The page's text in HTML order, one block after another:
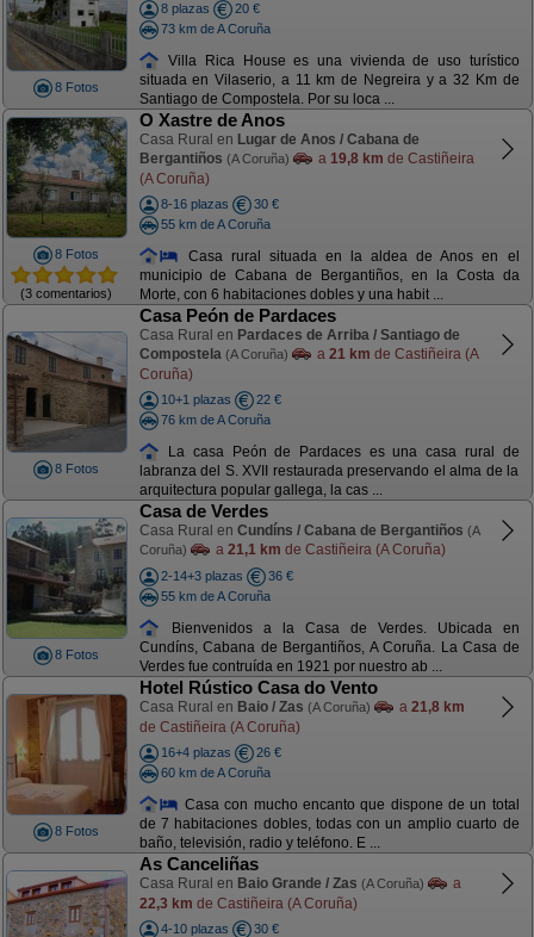
8 Fotos
8 plazas
20 €
73 km de A Coruña
Villa Rica House es una vivienda de uso turístico
situada en Vilaserio, a 11 km de Negreira y a 32 Km de
Santiago de Compostela. Por su loca ...
8 Fotos
(3 comentarios)
O Xastre de Anos
Casa Rural en Lugar de Anos / Cabana de
Bergantiños (A Coruña) a 19,8 km de Castiñeira
(A Coruña)
8-16 plazas
30 €
55 km de A Coruña
Casa rural situada en la aldea de Anos en el
municipio de Cabana de Bergantiños, en la Costa da
Morte, con 6 habitaciones dobles y una habit ...
8 Fotos
Casa Peón de Pardaces
Casa Rural en Pardaces de Arriba / Santiago de
Compostela (A Coruña) a 21 km de Castiñeira (A
Coruña)
10+1 plazas
22 €
76 km de A Coruña
La casa Peón de Pardaces es una casa rural de
labranza del S. XVII restaurada preservando el alma de la
arquitectura popular gallega, la cas ...
8 Fotos
Casa de Verdes
Casa Rural en Cundíns / Cabana de Bergantiños (A
Coruña)
a 21,1 km de Castiñeira (A Coruña)
2-14+3 plazas
36 €
55 km de A Coruña
Bienvenidos a la Casa de Verdes. Ubicada en
Cundíns, Cabana de Bergantiños, A Coruña. La Casa de
Verdes fue contruída en 1921 por nuestro ab ...
8 Fotos
Hotel Rústico Casa do Vento
Casa Rural en Baio / Zas (A Coruña) a 21,8 km
de Castiñeira (A Coruña)
16+4 plazas
26 €
60 km de A Coruña
Casa con mucho encanto que dispone de un total
de 7 habitaciones dobles, todas con un amplio cuarto de
baño, televisión, radio y teléfono. E ...
As Canceliñas
Casa Rural en Baio Grande / Zas (A Coruña)
a
22,3 km de Castiñeira (A Coruña)
4-10 plazas
30 €